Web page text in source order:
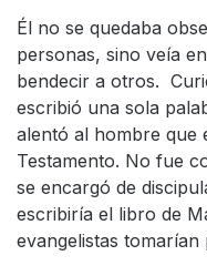
Él no se quedaba
personas, sino veía
bendecir a otros.
escribió una sola
alentó al hombre que
Testamento. No fue
se encargó de
escribiría el libro de
evangelistas tomarían